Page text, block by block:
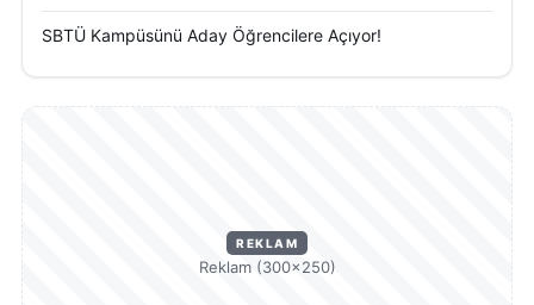
SBTÜ Kampüsünü Aday Öğrencilere Açıyor!
REKLAM
Reklam (300×250)